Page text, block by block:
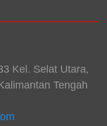
Kel. Selat Utara,
Tengah